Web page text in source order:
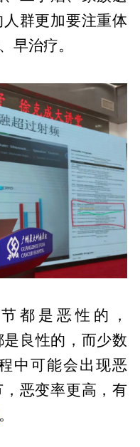
群更加要注重体
早治疗。
是恶性的，
是良性的，而少数
中可能会出现恶
恶变率更高，有
。